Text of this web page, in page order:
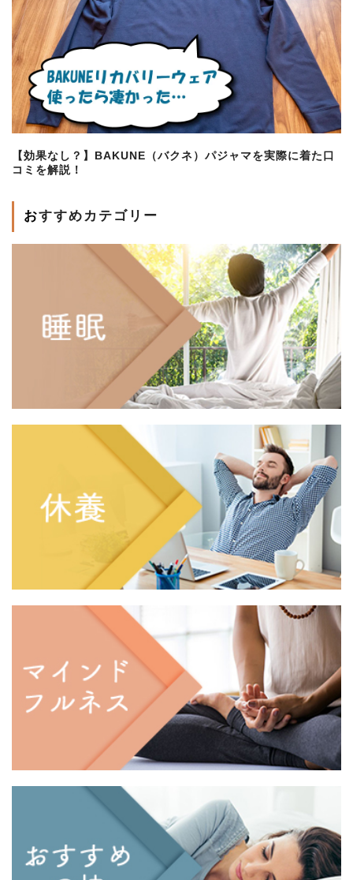
【効果なし？】BAKUNE（バクネ）パジャマを実際に着た口
コミを解説！
おすすめカテゴリー